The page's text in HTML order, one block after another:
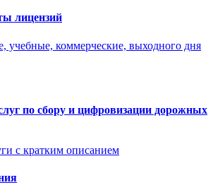
лицензий
учебные, коммерческие, выходного дня
по сбору и цифровизации дорожных
с кратким описанием